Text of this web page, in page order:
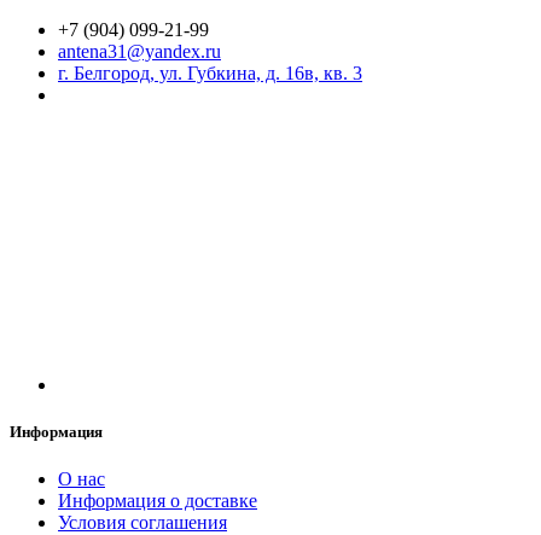
+7 (904) 099-21-99
antena31@yandex.ru
г. Белгород, ул. Губкина, д. 16в, кв. 3
Информация
О нас
Информация о доставке
Условия соглашения